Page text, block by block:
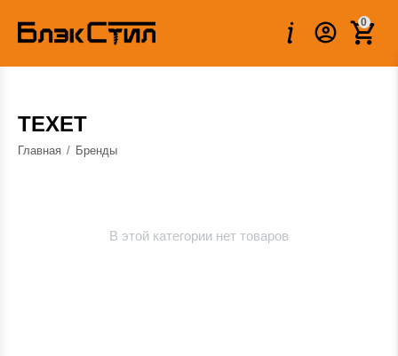
0
TEXET
Главная / Бренды
В этой категории нет товаров